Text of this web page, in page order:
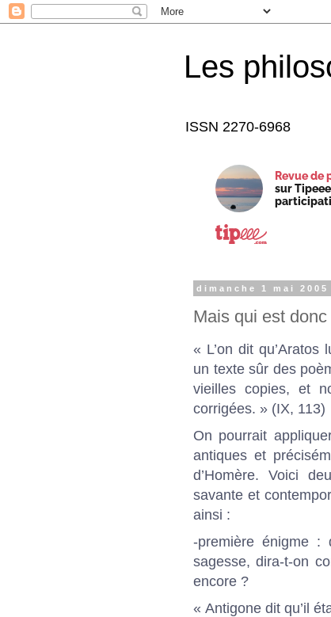
Les
ISSN 2270-6968
Revue
sur
dimanche 1 mai 2005
Mais qui est
« L’on dit qu’Aratos
un texte sûr des
vieilles copies, et
corrigées. » (IX, 113)
On pourrait
antiques et
d’Homère. Voici
savante et
ainsi :
-première énigme
sagesse, dira-t-on
encore ?
« Antigone dit qu’il